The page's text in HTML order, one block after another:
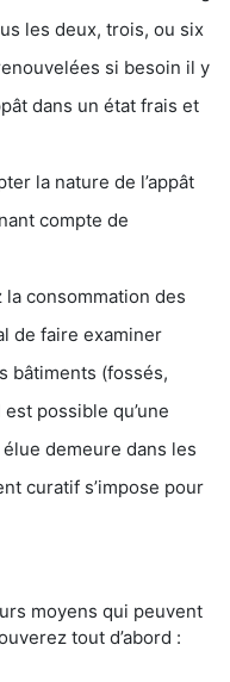
les deux, trois, ou six
si besoin il y
dans un état frais et
la nature de l’appât
compte de
consommation des
de faire examiner
bâtiments (fossés,
possible qu’une
demeure dans les
curatif s’impose pour
moyens qui peuvent
tout d’abord :